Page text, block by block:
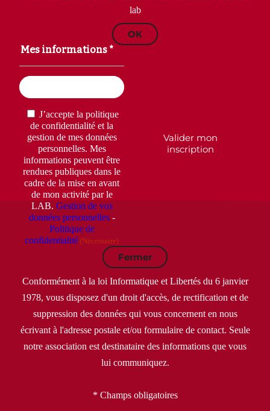
lab
OK
Mes informations *
Email
RGPD(Nécessaire)
J’accepte la politique
de confidentialité et la
gestion de mes données
personnelles. Mes
informations peuvent être
rendues publiques dans le
cadre de la mise en avant
de mon activité par le
LAB. Gestion de vos
données personnelles-
Politique de
confidentialité (Nécessaire)
Valider mon
inscription
Fermer
Conformément à la loi Informatique et Libertés du 6 janvier
1978, vous disposez d'un droit d'accès, de rectification et de
suppression des données qui vous concernent en nous
écrivant à l'adresse postale et/ou formulaire de contact. Seule
notre association est destinataire des informations que vous
lui communiquez.
* Champs obligatoires